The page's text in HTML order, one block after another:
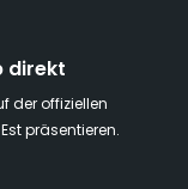
direkt
der offiziellen
präsentieren.